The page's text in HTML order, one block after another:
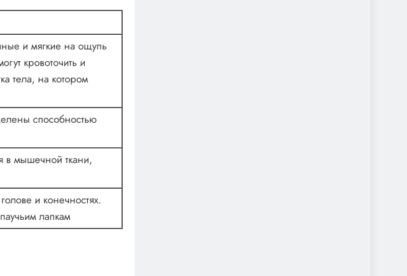
и мягкие на ощупь
кровоточить и
тела, на котором
способностью
в мышечной ткани,
и конечностях.
лапкам